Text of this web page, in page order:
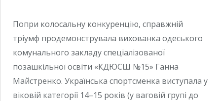
Попри колосальну конкуренцію, справжній
тріумф продемонструвала вихованка одеського
комунального закладу спеціалізованої
позашкільної освіти «КДЮСШ №15» Ганна
Майстренко. Українська спортсменка виступала у
віковій категорії 14–15 років (у ваговій групі до